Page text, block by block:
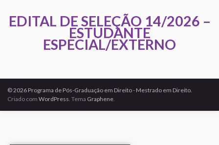
EDITAL DE SELEÇÃO 14/2026 –
ESTUDANTE
ESPECIAL/EXTERNO
© 2026 Programa de Pós-Graduação em Direito - Mestrado em Direito.
Criado com WordPress . Tema Graphene